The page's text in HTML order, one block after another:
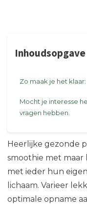
Heerlijke gezonde
smoothie met maar
met ieder hun
lichaam. Varieer
optimale opname
Inhoudsopgave
Zo maak je het klaar:
Mocht je interesse
vragen hebben.